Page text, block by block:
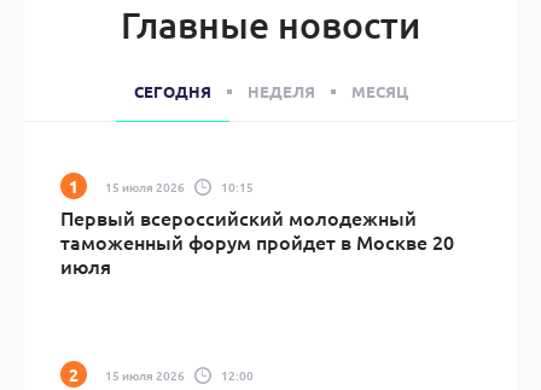
Главные новости
СЕГОДНЯ НЕДЕЛЯ МЕСЯЦ
15 июля 2026 10:15
Первый всероссийский молодежный
таможенный форум пройдет в Москве 20
июля
15 июля 2026 12:00